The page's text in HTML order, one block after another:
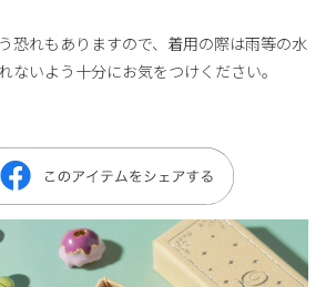
恐れもありますので、着用の際は雨等の水
ないよう十分にお気をつけください。